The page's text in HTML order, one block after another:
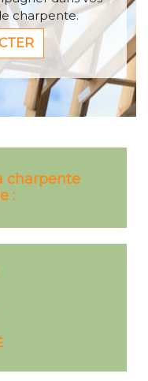
charpente.
charpente
: